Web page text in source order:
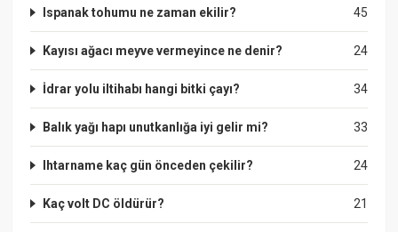
45
Ispanak tohumu ne zaman ekilir?
24
Kayısı ağacı meyve vermeyince ne denir?
34
İdrar yolu iltihabı hangi bitki çayı?
33
Balık yağı hapı unutkanlığa iyi gelir mi?
24
Ihtarname kaç gün önceden çekilir?
21
Kaç volt DC öldürür?